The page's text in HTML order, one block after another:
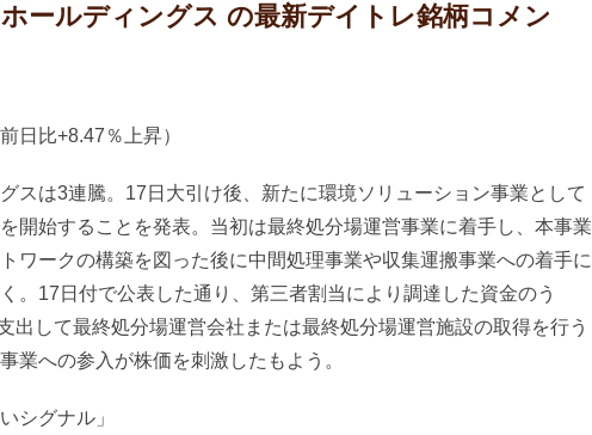
ールディングス の最新デイトレ銘柄コメン
日比+8.47％上昇）
スは3連騰。17日大引け後、新たに環境ソリューション事業として
開始することを発表。当初は最終処分場運営事業に着手し、本事業
ワークの構築を図った後に中間処理事業や収集運搬事業への着手に
。17日付で公表した通り、第三者割当により調達した資金のう
出して最終処分場運営会社または最終処分場運営施設の取得を行う
業への参入が株価を刺激したもよう。
シグナル」